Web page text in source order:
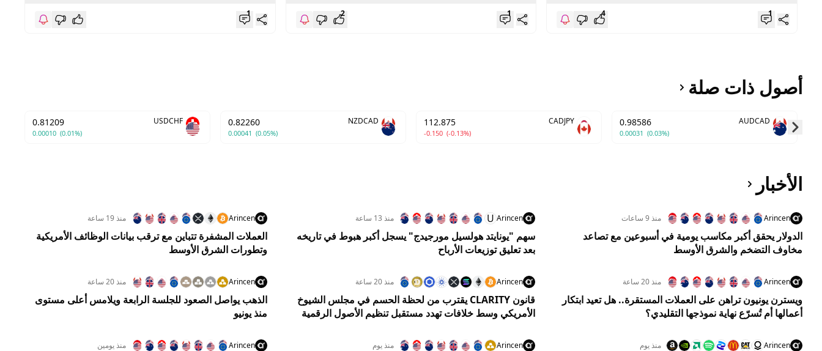
1
4
1
2
1
أصول ذات صلة
AUDCAD
0.98586
0.00031 (0.03%)
CADJPY
112.875
-0.150 (-0.13%)
NZDCAD
0.82260
0.00041 (0.05%)
USDCHF
0.81209
0.00010 (0.01%)
الأخبار
Arincen منذ 9 ساعات
الدولار يحقق أكبر مكاسب يومية في أسبوعين مع تصاعد
مخاوف التضخم والشرق الأوسط
Arincen
U منذ 13 ساعة
سهم "يونايتد هولسيل مورجيدج" يسجل أكبر هبوط في تاريخه
بعد تعليق توزيعات الأرباح
Arincen منذ 19 ساعة
العملات المشفرة تتباين مع ترقب بيانات الوظائف الأمريكية
وتطورات الشرق الأوسط
Arincen منذ 20 ساعة
ويسترن يونيون تراهن على العملات المستقرة.. هل تعيد ابتكار
أعمالها أم تُسرّع نهاية نموذجها التقليدي؟
Arincen منذ 20 ساعة
قانون CLARITY يقترب من لحظة الحسم في مجلس الشيوخ
الأمريكي وسط خلافات تهدد مستقبل تنظيم الأصول الرقمية
Arincen منذ 20 ساعة
الذهب يواصل الصعود للجلسة الرابعة ويلامس أعلى مستوى
منذ يونيو
Arincen منذ يوم Arincen منذ يوم Arincen منذ يومين